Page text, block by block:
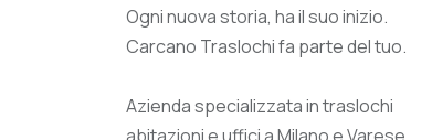
Ogni nuova storia, ha il suo inizio.
Carcano Traslochi fa parte del tuo.
Azienda specializzata in traslochi